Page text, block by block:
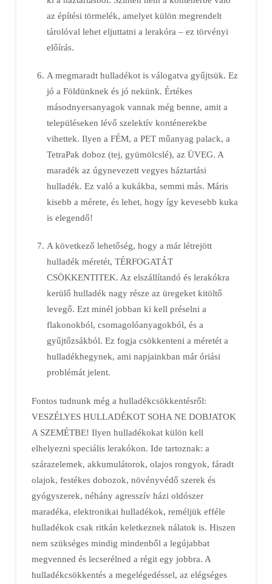
az építési törmelék, amelyet külön megrendelt
tárolóval lehet eljuttatni a lerakóra – ez törvényi
előírás.
A megmaradt hulladékot is válogatva gyűjtsük. Ez
jó a Földünknek és jó nekünk. Értékes
másodnyersanyagok vannak még benne, amit a
településeken lévő szelektív konténerekbe
vihettek. Ilyen a FÉM, a PET műanyag palack, a
TetraPak doboz (tej, gyümölcslé), az ÜVEG. A
maradék az úgynevezett vegyes háztartási
hulladék. Ez való a kukákba, semmi más. Máris
kisebb a mérete, és lehet, hogy így kevesebb kuka
is elegendő!
A következő lehetőség, hogy a már létrejött
hulladék méretét, TÉRFOGATÁT
CSÖKKENTITEK. Az elszállítandó és lerakókra
kerülő hulladék nagy része az üregeket kitöltő
levegő. Ezt minél jobban ki kell préselni a
flakonokból, csomagolóanyagokból, és a
gyűjtőzsákból. Ez fogja csökkenteni a méretét a
hulladékhegynek, ami napjainkban már óriási
problémát jelent.
Fontos tudnunk még a hulladékcsökkentésről:
VESZÉLYES HULLADÉKOT SOHA NE DOBJATOK
A SZEMÉTBE! Ilyen hulladékokat külön kell
elhelyezni speciális lerakókon. Ide tartoznak: a
szárazelemek, akkumulátorok, olajos rongyok, fáradt
olajok, festékes dobozok, növényvédő szerek és
gyógyszerek, néhány agresszív házi oldószer
maradéka, elektronikai hulladékok, reméljük efféle
hulladékok csak ritkán keletkeznek nálatok is. Hiszen
nem szükséges mindig mindenből a legújabbat
megvenned és lecserélned a régit egy jobbra. A
hulladékcsökkentés a megelégedéssel, az elégséges